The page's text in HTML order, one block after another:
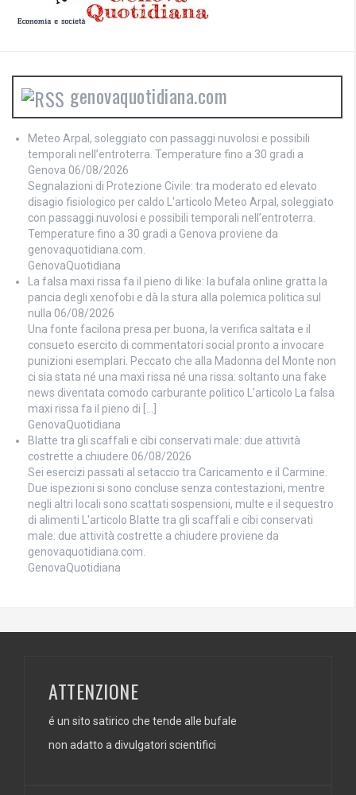
genovaquotidiana.com
Meteo Arpal, soleggiato con passaggi nuvolosi e possibili
temporali nell’entroterra. Temperature fino a 30 gradi a
Genova 06/08/2026
Segnalazioni di Protezione Civile: tra moderato ed elevato
disagio fisiologico per caldo L'articolo Meteo Arpal, soleggiato
con passaggi nuvolosi e possibili temporali nell’entroterra.
Temperature fino a 30 gradi a Genova proviene da
genovaquotidiana.com.
GenovaQuotidiana
La falsa maxi rissa fa il pieno di like: la bufala online gratta la
pancia degli xenofobi e dà la stura alla polemica politica sul
nulla 06/08/2026
Una fonte facilona presa per buona, la verifica saltata e il
consueto esercito di commentatori social pronto a invocare
punizioni esemplari. Peccato che alla Madonna del Monte non
ci sia stata né una maxi rissa né una rissa: soltanto una fake
news diventata comodo carburante politico L'articolo La falsa
maxi rissa fa il pieno di […]
GenovaQuotidiana
Blatte tra gli scaffali e cibi conservati male: due attività
costrette a chiudere 06/08/2026
Sei esercizi passati al setaccio tra Caricamento e il Carmine.
Due ispezioni si sono concluse senza contestazioni, mentre
negli altri locali sono scattati sospensioni, multe e il sequestro
di alimenti L'articolo Blatte tra gli scaffali e cibi conservati
male: due attività costrette a chiudere proviene da
genovaquotidiana.com.
GenovaQuotidiana
ATTENZIONE
é un sito satirico che tende alle bufale
non adatto a divulgatori scientifici